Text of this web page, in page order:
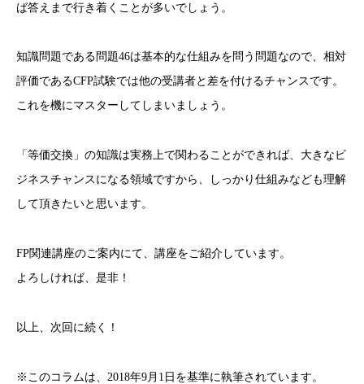
ば答えまで行き着くことが多いでしょう。
知識問題である問題46は基本的な仕組みを問う問題なので、相対
評価であるCFP試験では他の受講者と差を付けるチャンスです。
これを機にマスターしてしまいましょう。
「等価交換」の知識は実務上で関わることができれば、大きなビ
ジネスチャンスになる領域ですから、しっかり仕組みなども理解
して頂きたいと思います。
FP関連講座のご案内にて、講座をご紹介しています。
よろしければ、是非！
以上、次回に続く！
※このコラムは、2018年9月1日を基準に執筆されています。